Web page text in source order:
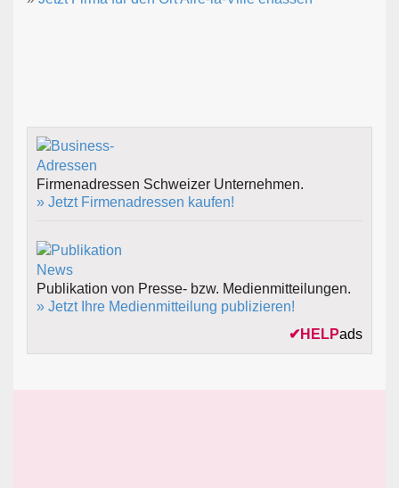
Firmenadressen Schweizer Unternehmen.
» Jetzt Firmenadressen kaufen!
Publikation von Presse- bzw. Medienmitteilungen.
» Jetzt Ihre Medienmitteilung publizieren!
✔ HELPads